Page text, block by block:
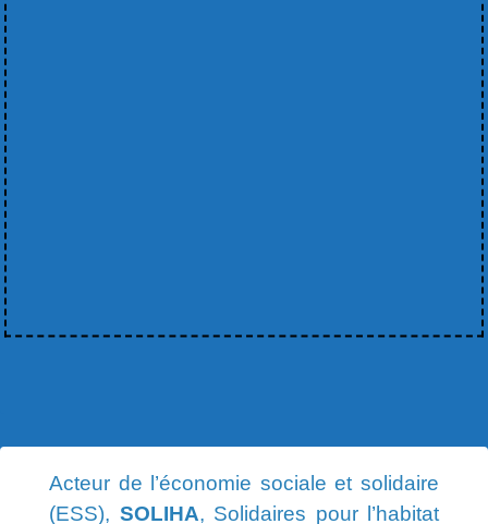
Acteur de l’économie sociale et solidaire
(ESS), SOLIHA, Solidaires pour l’habitat